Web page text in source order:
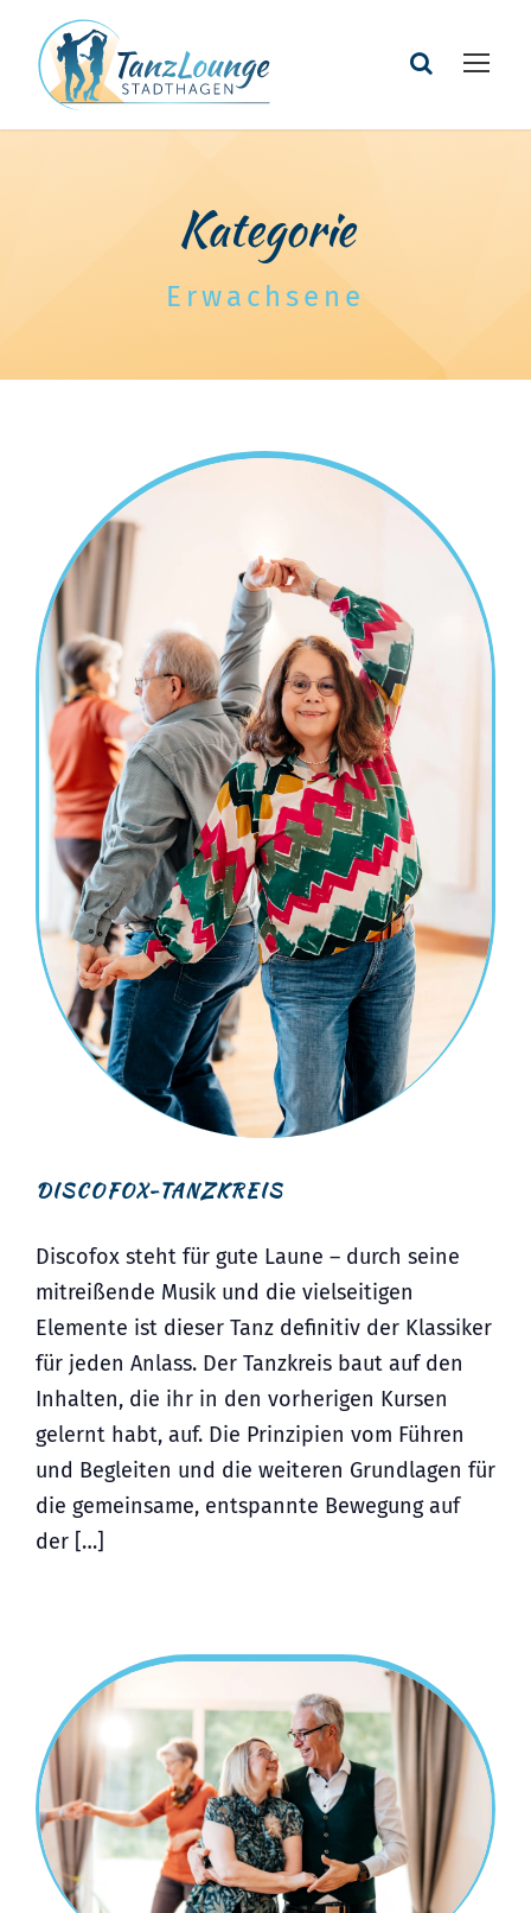
Kategorie
Erwachsene
DISCOFOX-TANZKREIS
Discofox steht für gute Laune – durch seine
mitreißende Musik und die vielseitigen
Elemente ist dieser Tanz definitiv der Klassiker
für jeden Anlass. Der Tanzkreis baut auf den
Inhalten, die ihr in den vorherigen Kursen
gelernt habt, auf. Die Prinzipien vom Führen
und Begleiten und die weiteren Grundlagen für
die gemeinsame, entspannte Bewegung auf
der […]